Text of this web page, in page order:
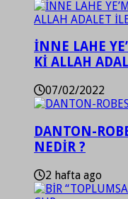
İNNE LAHE
Kİ ALLAH
07/02/2022
DANTON-
NEDİR ?
2 hafta ago